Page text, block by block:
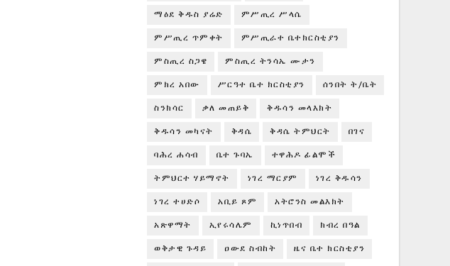
ማዕደ ቅዱስ ያሬድ ምሥጢረ ሥላሴ
ምሥጢረ ጥምቀት ምሥጢራተ ቤተክርስቲያን
ምስጢረ ስጋዌ ምስጢረ ትንሳኤ ሙታን
ምክረ አበው ሥርዓተ ቤተ ክርስቲያን ሰንበት ት/ቤት
ስንክሳር ቃለ መጠይቅ ቅዱሳን መላእክት
ቅዱሳን መካናት ቅዳሴ ቅዳሴ ትምህርት በገና
ባሕረ ሐሳብ ቤተ ጉባኤ ተዋሕዶ ፊልሞች
ትምህርተ ሃይማኖት ነገረ ማርያም ነገረ ቅዱሳን
ነገረ ተሀድሶ አቢይ ጾም አትሮንስ መልእክት
አጽዋማት ኢየሩሳሌም ኪነጥበብ ክብረ በዓል
ወቅታዊ ጉዳይ ዐውደ ስብከት ዜና ቤተ ክርስቲያን